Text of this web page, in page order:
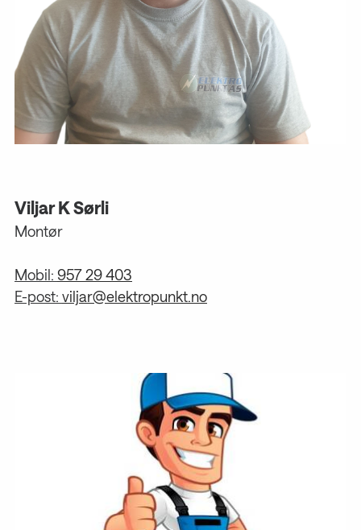
Viljar K Sørli
Montør
Mobil: 957 29 403
E-post: viljar@elektropunkt.no